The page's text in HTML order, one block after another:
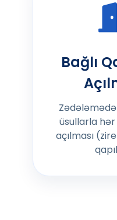
Bağlı
üsullarla hər
açılması